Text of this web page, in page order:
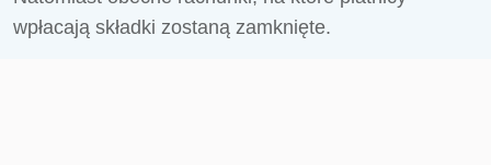
wpłacają składki zostaną zamknięte.